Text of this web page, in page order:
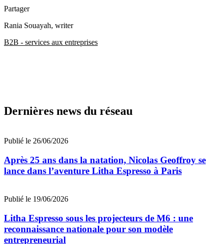
Partager
Rania Souayah, writer
B2B - services aux entreprises
Dernières news du réseau
Publié le 26/06/2026
Après 25 ans dans la natation, Nicolas Geoffroy se
lance dans l’aventure Litha Espresso à Paris
Publié le 19/06/2026
Litha Espresso sous les projecteurs de M6 : une
reconnaissance nationale pour son modèle
entrepreneurial